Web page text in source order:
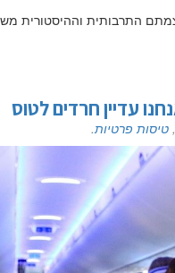
עדיין חרדים לטוס
, טיסות פרטיות.